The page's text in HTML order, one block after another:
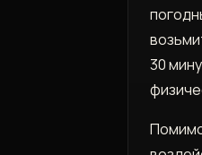
30